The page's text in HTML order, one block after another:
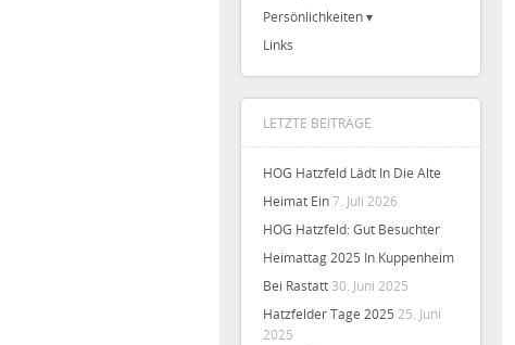
Persönlichkeiten
Links
LETZTE BEITRÄGE
HOG Hatzfeld Lädt In Die Alte
Heimat Ein7. Juli 2026
HOG Hatzfeld: Gut Besuchter
Heimattag 2025 In Kuppenheim
Bei Rastatt 30. Juni 2025
Hatzfelder Tage 2025 25. Juni
2025